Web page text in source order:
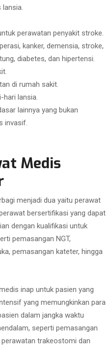
lansia.
perawatan penyakit stroke.
kanker, demensia, stroke,
diabetes, dan hipertensi.
di rumah sakit.
hari lansia.
lainnya yang bukan
invasif.
Medis
menjadi dua yaitu perawat
bersertifikasi yang dapat
dengan kualifikasi untuk
pemasangan NGT,
pemasangan kateter, hingga
inap untuk pasien yang
yang memungkinkan para
dalam jangka waktu
seperti pemasangan
trakeostomi dan